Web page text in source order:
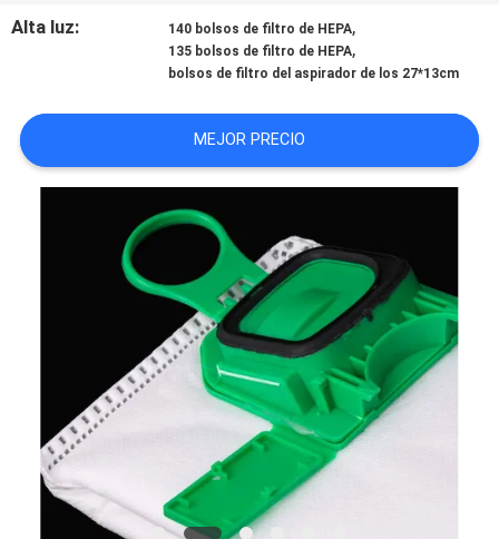
ÉNTRENOS
CON
SITIO
PRIVACY
Alta luz: 140 bolsos de filtro de HEPA,
135 bolsos de filtro de HEPA,
bolsos de filtro del aspirador de los 27*13cm
MEJOR PRECIO